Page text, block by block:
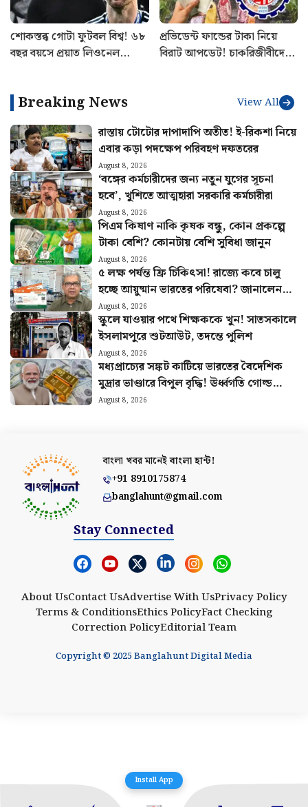
শোকস্তব্ধ গোটা ফুটবল বিশ্ব! ৬৮
বছর বয়সে প্রয়াত লিওনেল
প্রভিডেন্ট ফান্ডের টাকা নিয়ে
বিরাট আপডেট! চাকরিজীবীদের
Breaking News View All
রাস্তায় টোটোর দাপাদাপি অতীত! ই-রিকশা নিয়ে
এবার কড়া পদক্ষেপ পরিবহণ দফতরের
August 8, 2026
‘বঙ্গের কর্মচারীদের জন্য নতুন যুগের সূচনা
হবে’, খুশিতে আত্মহারা সরকারি কর্মচারীরা
August 8, 2026
পিএম কিষাণ নাকি কৃষক বন্ধু, কোন প্রকল্পে
টাকা বেশি? কোনটায় বেশি সুবিধা জানুন
August 8, 2026
৫ লক্ষ পর্যন্ত ফ্রি চিকিৎসা! রাজ্যে কবে চালু
হচ্ছে আয়ুষ্মান ভারতের পরিষেবা? জানালেন
স্বাস্থ্যমন্ত্রী
August 8, 2026
স্কুলে যাওয়ার পথে শিক্ষককে খুন! সাতসকালে
ইসলামপুরে শুটআউট, তদন্তে পুলিশ
August 8, 2026
মধ্যপ্রাচ্যের সঙ্কট কাটিয়ে ভারতের বৈদেশিক
মুদ্রার ভাণ্ডারে বিপুল বৃদ্ধি! ঊর্ধ্বগতি গোল্ড
রিজার্ভেও
August 8, 2026
বাংলা খবর মানেইবাংলা হান্ট!
+91 8910175874
banglahunt@gmail.com
Stay Connected
About UsContact UsAdvertise With UsPrivacy Policy
Terms & ConditionsEthics PolicyFact Checking
Correction PolicyEditorial Team
Copyright © 2025 Banglahunt Digital Media
Install App